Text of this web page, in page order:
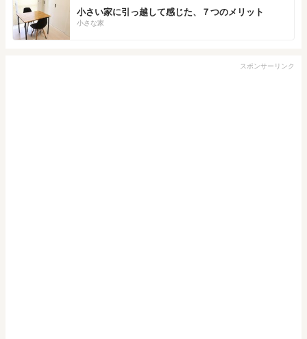
小さい家に引っ越して感じた、７つのメリット
小さな家
スポンサーリンク